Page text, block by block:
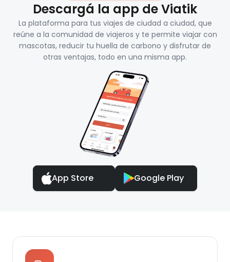
Descargá la app de Viatik
La plataforma para tus viajes de ciudad a ciudad, que
reúne a la comunidad de viajeros y te permite viajar con
mascotas, reducir tu huella de carbono y disfrutar de
otras ventajas, todo en una misma app.
App Store Google Play